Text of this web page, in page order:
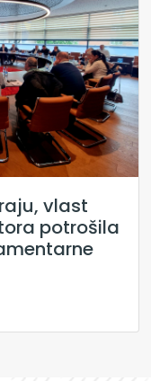
vlast
potrošila